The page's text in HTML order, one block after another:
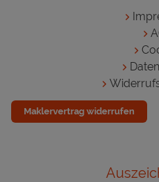
Maklervertrag widerrufen